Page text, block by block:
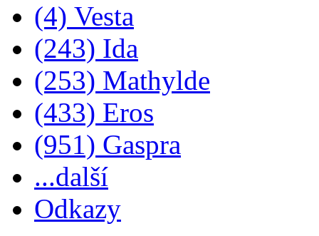
(4) Vesta
(243) Ida
(253) Mathylde
(433) Eros
(951) Gaspra
...další
Odkazy